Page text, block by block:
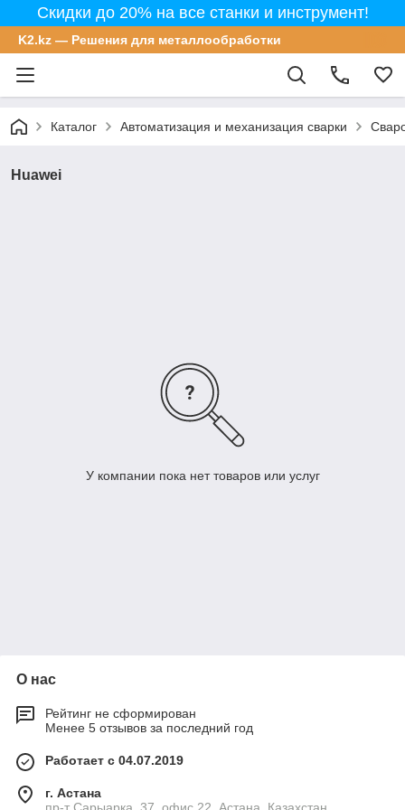
Скидки до 20% на все станки и инструмент!
K2.kz — Решения для металлообработки
Каталог Автоматизация и механизация сварки
Huawei
У компании пока нет товаров или услуг
О нас
Рейтинг не сформирован
Менее 5 отзывов за последний год
Работает с 04.07.2019
г. Астана